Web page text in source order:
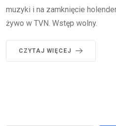
muzyki i na zamknięcie
żywo w TVN. Wstęp wolny.
CZYTAJ WIĘCEJ